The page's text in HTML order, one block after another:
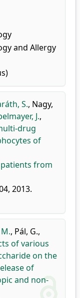
and Allergy
S., Nagy,
J.,
drug
of
from
2013.
, Pál, G.,
of various
on the
of
and non-